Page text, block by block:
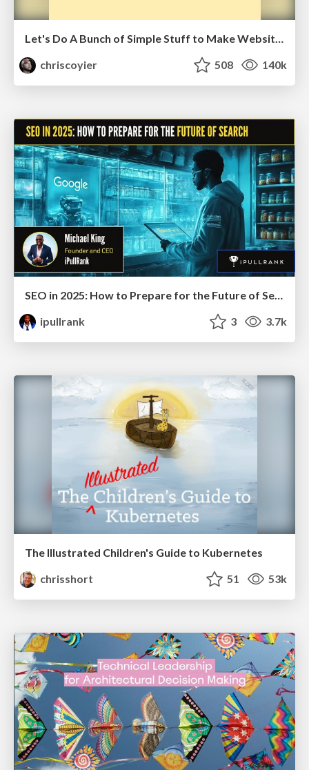
Let's Do A Bunch of Simple Stuff to Make Websites Faster
chriscoyier
508 140k
SEO in 2025: How to Prepare for the Future of Search
ipullrank
3 3.7k
The Illustrated Children's Guide to Kubernetes
chrisshort
51 53k